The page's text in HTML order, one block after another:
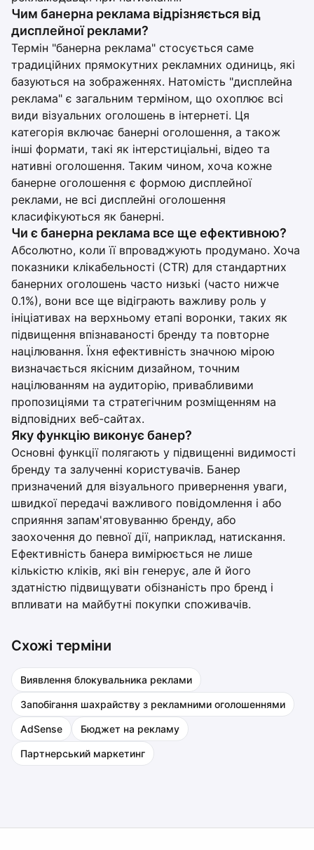
Чим банерна реклама відрізняється від
дисплейної реклами?
Термін "банерна реклама" стосується саме
традиційних прямокутних рекламних одиниць, які
базуються на зображеннях. Натомість "дисплейна
реклама" є загальним терміном, що охоплює всі
види візуальних оголошень в інтернеті. Ця
категорія включає банерні оголошення, а також
інші формати, такі як інтерстиціальні, відео та
нативні оголошення. Таким чином, хоча кожне
банерне оголошення є формою дисплейної
реклами, не всі дисплейні оголошення
класифікуються як банерні.
Чи є банерна реклама все ще ефективною?
Абсолютно, коли її впроваджують продумано. Хоча
показники клікабельності (CTR) для стандартних
банерних оголошень часто низькі (часто нижче
0.1%), вони все ще відіграють важливу роль у
ініціативах на верхньому етапі воронки, таких як
підвищення впізнаваності бренду та повторне
націлювання. Їхня ефективність значною мірою
визначається якісним дизайном, точним
націлюванням на аудиторію, привабливими
пропозиціями та стратегічним розміщенням на
відповідних веб-сайтах.
Яку функцію виконує банер?
Основні функції полягають у підвищенні видимості
бренду та залученні користувачів. Банер
призначений для візуального привернення уваги,
швидкої передачі важливого повідомлення і або
сприяння запам'ятовуванню бренду, або
заохочення до певної дії, наприклад, натискання.
Ефективність банера вимірюється не лише
кількістю кліків, які він генерує, але й його
здатністю підвищувати обізнаність про бренд і
впливати на майбутні покупки споживачів.
Схожі терміни
Виявлення блокувальника реклами
Запобігання шахрайству з рекламними оголошеннями
AdSense Бюджет на рекламу
Партнерський маркетинг